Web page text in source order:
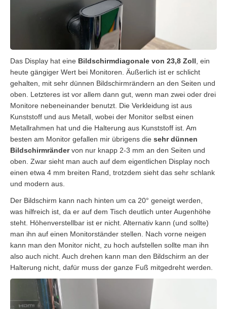
Das Display hat eine Bildschirmdiagonale von 23,8 Zoll , ein
heute gängiger Wert bei Monitoren. Äußerlich ist er schlicht
gehalten, mit sehr dünnen Bildschirmrändern an den Seiten und
oben. Letzteres ist vor allem dann gut, wenn man zwei oder drei
Monitore nebeneinander benutzt. Die Verkleidung ist aus
Kunststoff und aus Metall, wobei der Monitor selbst einen
Metallrahmen hat und die Halterung aus Kunststoff ist. Am
besten am Monitor gefallen mir übrigens die sehr dünnen
Bildschirmrändervon nur knapp 2-3 mm an den Seiten und
oben. Zwar sieht man auch auf dem eigentlichen Display noch
einen etwa 4 mm breiten Rand, trotzdem sieht das sehr schlank
und modern aus.
Der Bildschirm kann nach hinten um ca 20° geneigt werden,
was hilfreich ist, da er auf dem Tisch deutlich unter Augenhöhe
steht. Höhenverstellbar ist er nicht. Alternativ kann (und sollte)
man ihn auf einen Monitorständer stellen. Nach vorne neigen
kann man den Monitor nicht, zu hoch aufstellen sollte man ihn
also auch nicht. Auch drehen kann man den Bildschirm an der
Halterung nicht, dafür muss der ganze Fuß mitgedreht werden.